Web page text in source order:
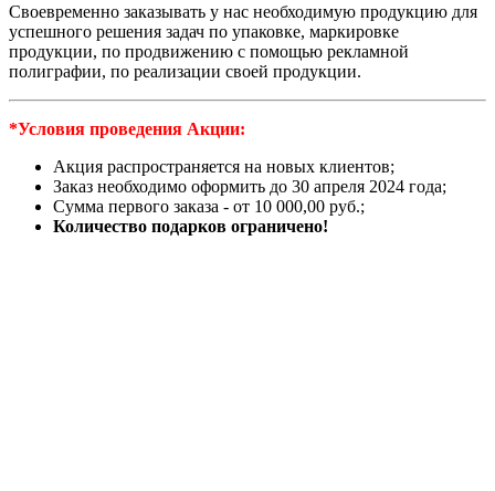
Своевременно заказывать у нас необходимую продукцию для
успешного решения задач по упаковке, маркировке
продукции, по продвижению с помощью рекламной
полиграфии, по реализации своей продукции.
*Условия проведения Акции:
Акция распространяется на новых клиентов;
Заказ необходимо оформить до 30 апреля 2024 года;
Сумма первого заказа - от 10 000,00 руб.;
Количество подарков ограничено!